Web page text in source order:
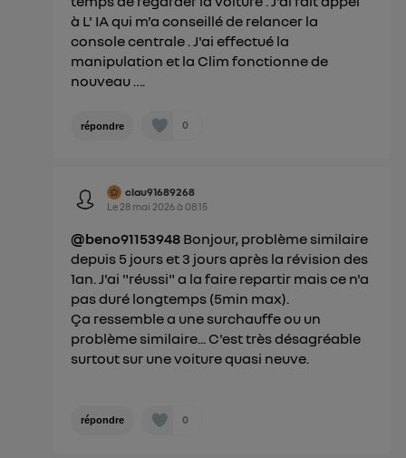
à L' IA qui m'a conseillé de relancer la
console centrale . J'ai effectué la
manipulation et la Clim fonctionne de
nouveau ….
répondre 0
clau91689268
Le 28 mai 2026à 08:15
@beno91153948 Bonjour, problème similaire
depuis 5 jours et 3 jours après la révision des
1an. J'ai "réussi" a la faire repartir mais ce n'a
pas duré longtemps (5min max).
Ça ressemble a une surchauffe ou un
problème similaire... C'est très désagréable
surtout sur une voiture quasi neuve.
répondre 0